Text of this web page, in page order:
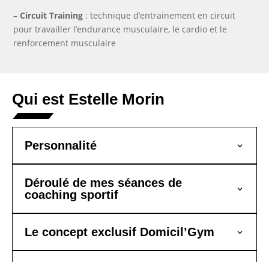
– Circuit Training : technique d’entrainement en circuit
pour travailler l’endurance musculaire, le cardio et le
renforcement musculaire
Qui est Estelle Morin
Personnalité
Déroulé de mes séances de
coaching sportif
Le concept exclusif Domicil’Gym